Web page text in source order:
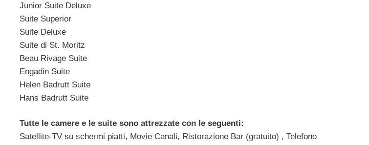
Junior Suite Deluxe
Suite Superior
Suite Deluxe
Suite di St. Moritz
Beau Rivage Suite
Engadin Suite
Helen Badrutt Suite
Hans Badrutt Suite
Tutte le camere e le suite sono attrezzate con le seguenti:
Satellite-TV su schermi piatti, Movie Canali, Ristorazione Bar (gratuito) , Telefono